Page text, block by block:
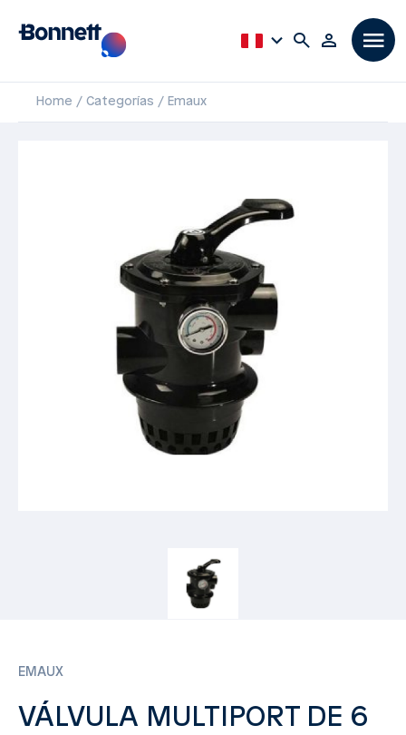
Home Categorías Emaux
EMAUX
VÁLVULA MULTIPORT DE 6